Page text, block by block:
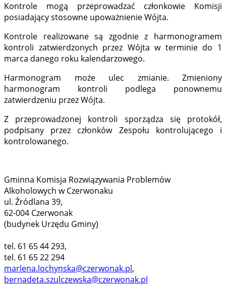
Kontrole mogą przeprowadzać członkowie Komisji
posiadający stosowne upoważnienie Wójta.
Kontrole realizowane są zgodnie z harmonogramem
kontroli zatwierdzonych przez Wójta w terminie do 1
marca danego roku kalendarzowego.
Harmonogram może ulec zmianie. Zmieniony
harmonogram kontroli podlega ponownemu
zatwierdzeniu przez Wójta.
Z przeprowadzonej kontroli sporządza się protokół,
podpisany przez członków Zespołu kontrolującego i
kontrolowanego.
Gminna Komisja Rozwiązywania Problemów
Alkoholowych w Czerwonaku
ul. Źródlana 39,
62-004 Czerwonak
(budynek Urzędu Gminy)
tel. 61 65 44 293,
tel. 61 65 22 294
marlena.lochynska@czerwonak.pl,
bernadeta.szulczewska@czerwonak.pl